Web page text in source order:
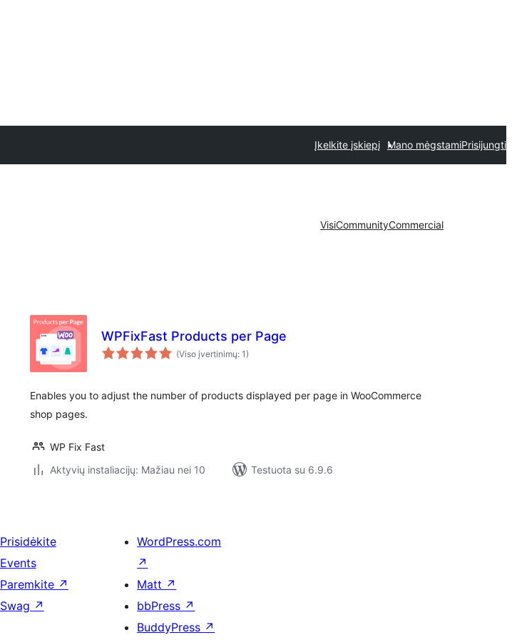
Įkelkite įskiepį Mano mėgstamiPrisijungti
VisiCommunityCommercial
WPFixFast Products per Page
(Viso įvertinimų: 1)
Enables you to adjust the number of products displayed per page in WooCommerce
shop pages.
WP Fix Fast
Aktyvių instaliacijų: Mažiau nei 10
Testuota su 6.9.6
Prisidėkite
Events
Paremkite ↗
Swag ↗
WordPress.com
↗
Matt ↗
bbPress ↗
BuddyPress ↗